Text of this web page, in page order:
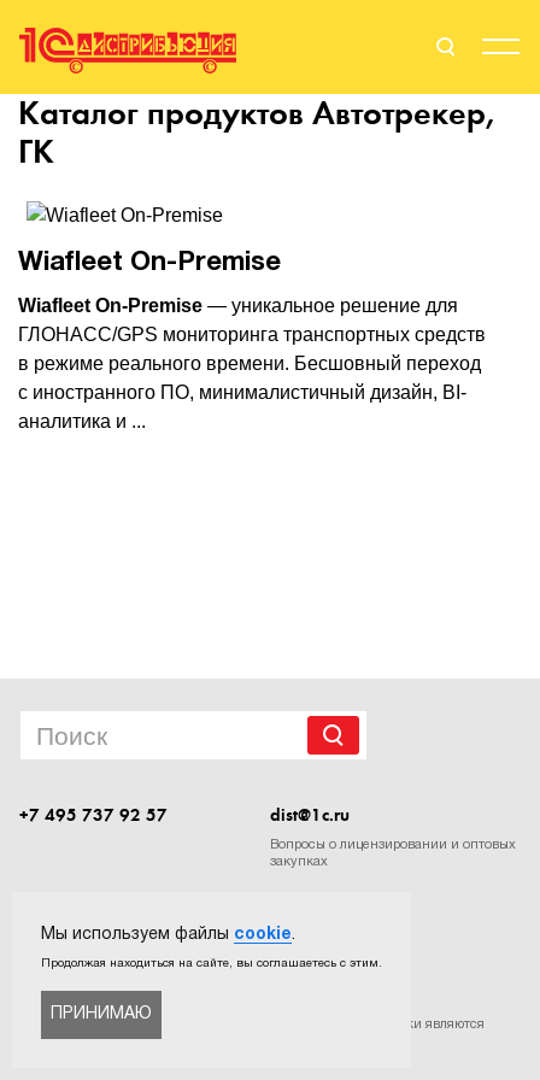
О нас
Вендоры
Партнерам
Каталог продуктов Автотрекер,
ГК
Wiafleet On-Premise
Wiafleet On-Premise — уникальное решение для
ГЛОНАСС/GPS мониторинга транспортных средств
в режиме реального времени. Бесшовный переход
с иностранного ПО, минималистичный дизайн, BI-
аналитика и ...
+7 495 737 92 57 dist@1c.ru
Вопросы о лицензировании и оптовых
закупках
. Все права защищены. Все торговые марки являются
собственностью их правообладателей
Мы используем файлы cookie.
Продолжая находиться на сайте, вы соглашаетесь с этим.
ПРИНИМАЮ